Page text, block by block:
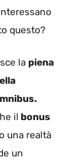
questo?
la piena
il bonus
una realtà
un